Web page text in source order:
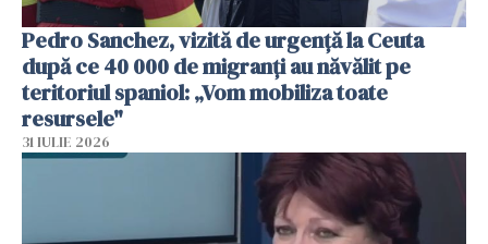
Pedro Sanchez, vizită de urgență la Ceuta
după ce 40 000 de migranți au năvălit pe
teritoriul spaniol: „Vom mobiliza toate
resursele"
31 IULIE 2026